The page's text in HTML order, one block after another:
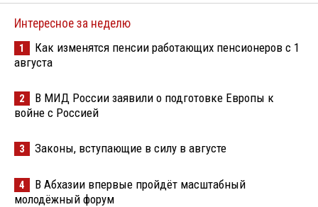
Интересное за неделю
1
Как изменятся пенсии работающих пенсионеров с 1
августа
2
В МИД России заявили о подготовке Европы к
войне с Россией
3 Законы, вступающие в силу в августе
4
В Абхазии впервые пройдёт масштабный
молодёжный форум